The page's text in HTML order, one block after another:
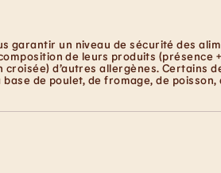
un niveau de sécurité des
de leurs produits (présence
d’autres allergènes.
de poulet, de fromage, de